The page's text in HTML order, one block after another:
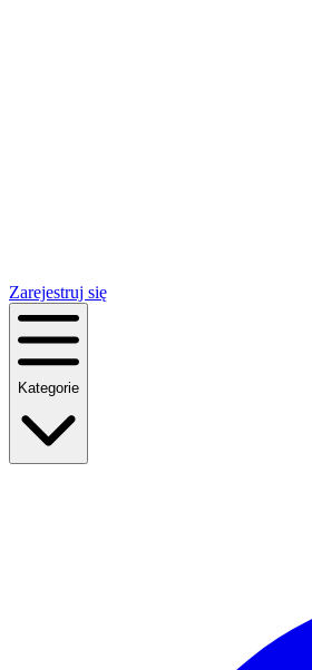
Zarejestruj się
Kategorie